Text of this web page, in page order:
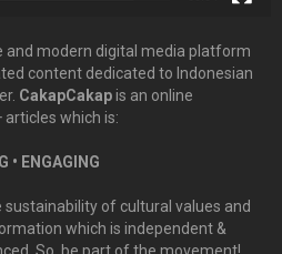
and modern digital media platform
content dedicated to Indonesian
CakapCakapis an online
which is:
• ENGAGING
sustainability of cultural values and
which is independent &